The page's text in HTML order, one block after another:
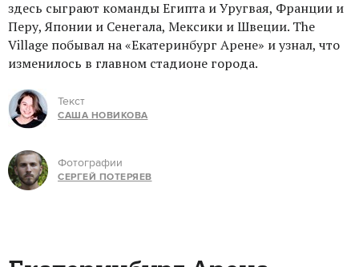
здесь сыграют команды Египта и Уругвая, Франции и
Перу, Японии и Сенегала, Мексики и Швеции. The
Village побывал на «Екатеринбург Арене» и узнал, что
изменилось в главном стадионе города.
Текст
САША НОВИКОВА
Фотографии
СЕРГЕЙ ПОТЕРЯЕВ